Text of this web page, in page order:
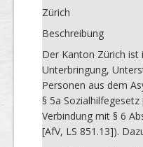
Zürich
Beschreibung
Der Kanton Zürich ist
Unterbringung,
Personen aus dem
§ 5a Sozialhilfegesetz
Verbindung mit § 6
[AfV, LS 851.13]).